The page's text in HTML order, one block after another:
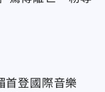
首登國際音樂